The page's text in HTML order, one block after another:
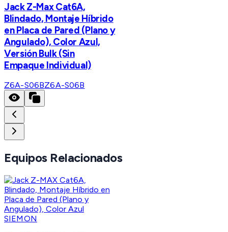
Jack Z-Max Cat6A,
Blindado, Montaje Híbrido
en Placa de Pared (Plano y
Angulado), Color Azul,
Versión Bulk (Sin
Empaque Individual)
Z6A-S06BZ6A-S06B
Equipos Relacionados
SIEMON